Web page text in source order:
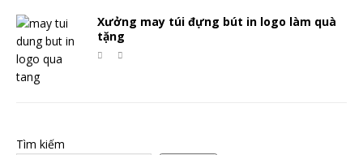
Xưởng may túi đựng bút in logo làm quà
tặng
Tìm kiếm